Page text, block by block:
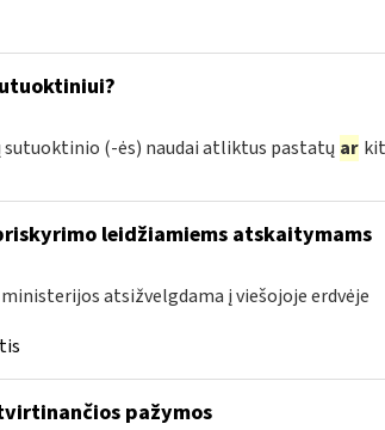
sutuoktinio (-ės) naudai atliktus pastatų ar
leidžiamiems atskaitymams
atsižvelgdama į viešojoje erdvėje
pažymos